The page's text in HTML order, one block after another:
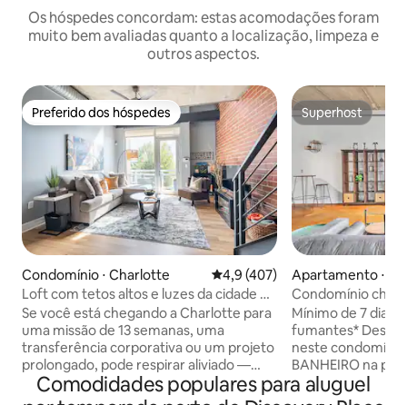
Os hóspedes concordam: estas acomodações foram
muito bem avaliadas quanto a localização, limpeza e
outros aspectos.
Preferido dos hóspedes
Preferido dos hóspedes
Condomínio ⋅ Charlotte 4,9 de uma avaliação média de
4,9 (407)
Loft com tetos altos e luzes da cidade na
zona nobre
Se você está chegando a Charlotte para
uma missão de 13 semanas, uma
transferência corporativa ou um projeto
prolongado, pode respirar aliviado —
você escolheu um ótimo ponto de
partida. Bem-vindo ao principal loft
Superhost
Superhost
Apartamento ⋅
Condomínio
Cozinha
cidade
Mínimo de 7 dias *Política rigorosa de não
fumantes* Desfrute da vida urbana
neste condomínio
BANHEIRO na
queen size no
velocidade e
Comodidades populares para aluguel